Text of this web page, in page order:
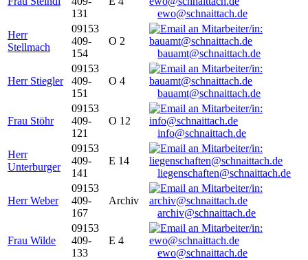
131
ewo@schnaittach.de
Herr
Stellmach
09153
409-
154
O 2
bauamt@schnaittach.de
Herr Stiegler
09153
409-
151
O 4
bauamt@schnaittach.de
Frau Stöhr
09153
409-
121
O 12
info@schnaittach.de
Herr
Unterburger
09153
409-
141
E 14
liegenschaften@schnaittach.de
Herr Weber
09153
409-
167
Archiv
archiv@schnaittach.de
Frau Wilde
09153
409-
133
E 4
ewo@schnaittach.de